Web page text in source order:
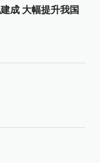
成 大幅提升我国